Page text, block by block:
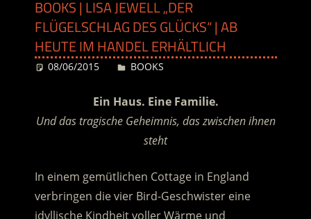
BOOKS | LISA JEWELL „DER
FLÜGELSCHLAG DES GLÜCKS“ | AB
HEUTE IM HANDEL ERHÄLTLICH
08/06/2015 Desiree
BOOKS
Ein Haus. Eine Familie.
Und das tragische Geheimnis, das zwischen ihnen
steht
In einem gemütlichen Cottage in England
verbringen die vier Bird-Geschwister eine
idyllische Kindheit voller Wärme und